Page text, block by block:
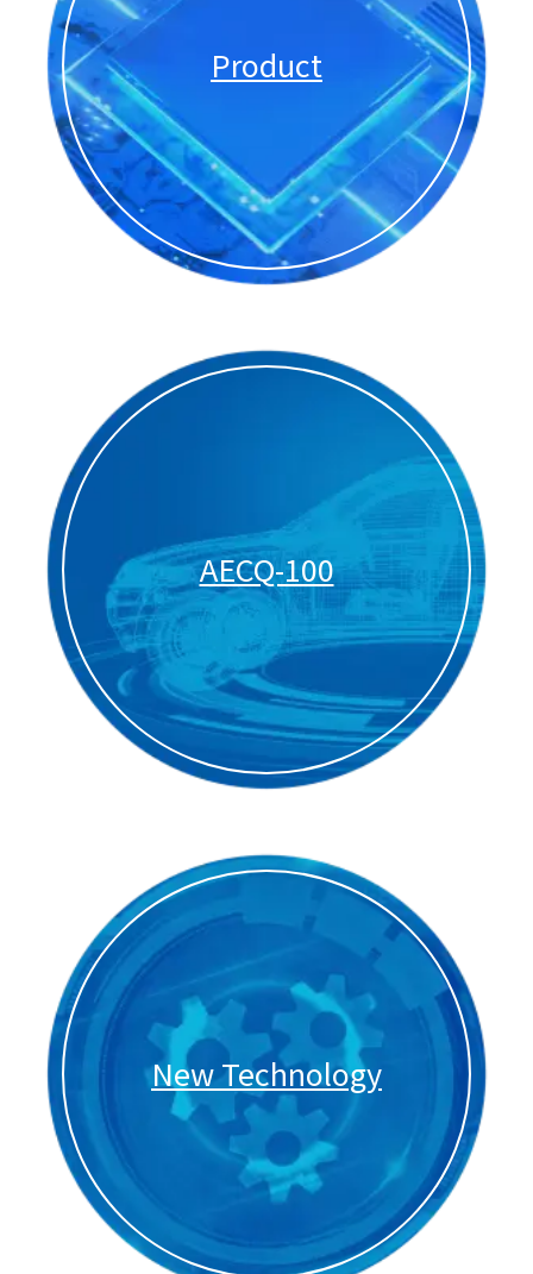
Product
AECQ-100
New Technology